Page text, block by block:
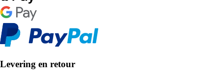
Levering en retour